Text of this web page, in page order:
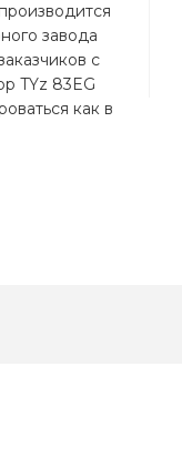
завода
с
TYz 83EG
как в